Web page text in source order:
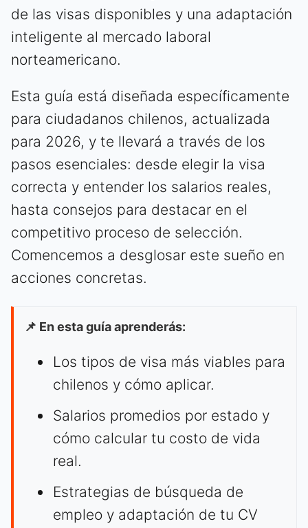
de las visas disponibles y una adaptación
inteligente al mercado laboral
norteamericano.
Esta guía está diseñada específicamente
para ciudadanos chilenos, actualizada
para 2026, y te llevará a través de los
pasos esenciales: desde elegir la visa
correcta y entender los salarios reales,
hasta consejos para destacar en el
competitivo proceso de selección.
Comencemos a desglosar este sueño en
acciones concretas.
📌 En esta guía aprenderás:
Los tipos de visa más viables para
chilenos y cómo aplicar.
Salarios promedios por estado y
cómo calcular tu costo de vida
real.
Estrategias de búsqueda de
empleo y adaptación de tu CV